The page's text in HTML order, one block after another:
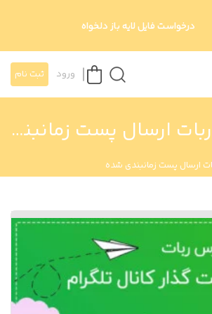
درخواست فایل لایه باز دلخواه
ورود ثبت نام
ربات ارسال پست زمانبندی شده
ارسال پست زمانبندی شده